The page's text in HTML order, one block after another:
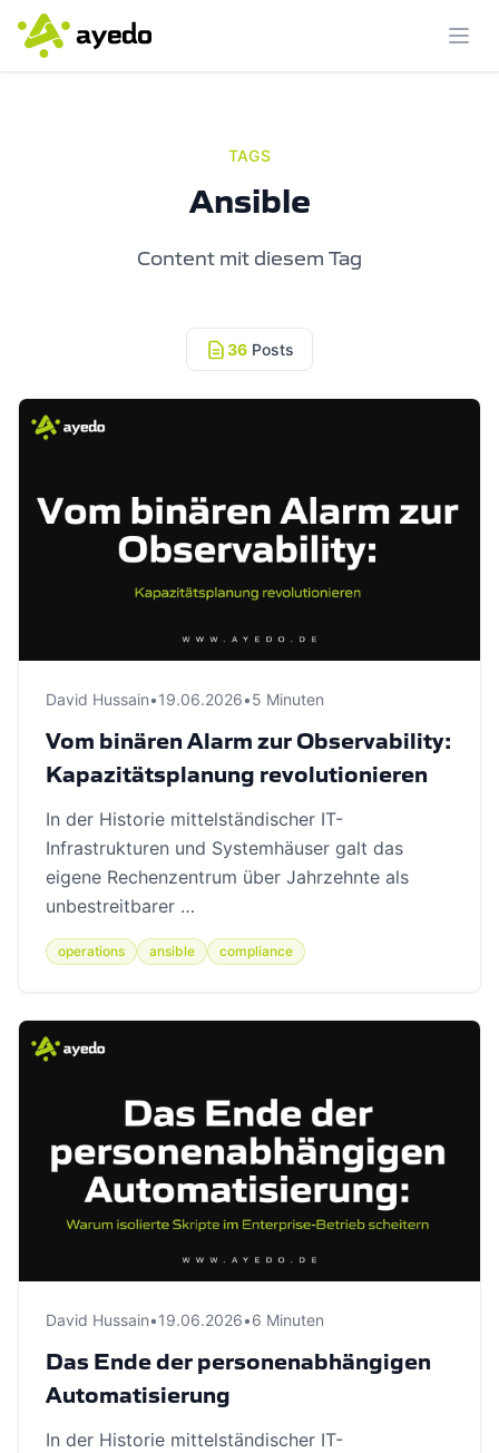
TAGS
Ansible
Content mit diesem Tag
36 Posts
David Hussain•19.06.2026•5 Minuten
Vom binären Alarm zur Observability:
Kapazitätsplanung revolutionieren
In der Historie mittelständischer IT-
Infrastrukturen und Systemhäuser galt das
eigene Rechenzentrum über Jahrzehnte als
unbestreitbarer …
operations ansible compliance
David Hussain•19.06.2026•6 Minuten
Das Ende der personenabhängigen
Automatisierung
In der Historie mittelständischer IT-